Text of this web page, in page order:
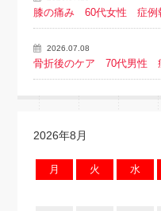
膝の痛み 60代女性 症例
2026.07.08
骨折後のケア 70代男性
2026年8月
月 火 水